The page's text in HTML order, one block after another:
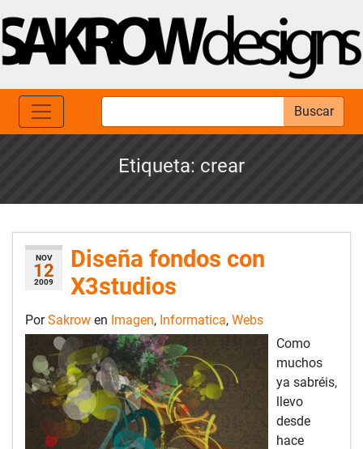
Buscar
Etiqueta: crear
NOV
12
2009
Diseña fondos con
X3studios
PorSakrow en Imagen, Informatica, Webs
Como
muchos
ya sabréis,
llevo
desde
hace